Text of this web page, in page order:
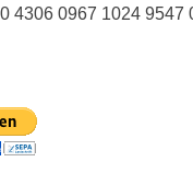
4306 0967 1024 9547